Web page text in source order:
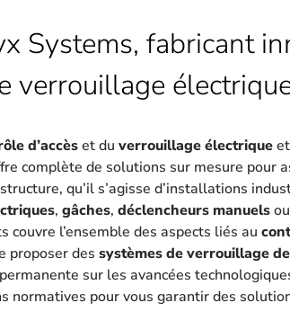
Systems, fabricant
verrouillage
d’accèset du verrouillage électriqueet
complète de solutions sur mesure pour
qu’il s’agisse d’installations
, gâches, déclencheurs manuels
l’ensemble des aspects liés au
proposer des systèmes de verrouillage
sur les avancées
normatives pour vous garantir des